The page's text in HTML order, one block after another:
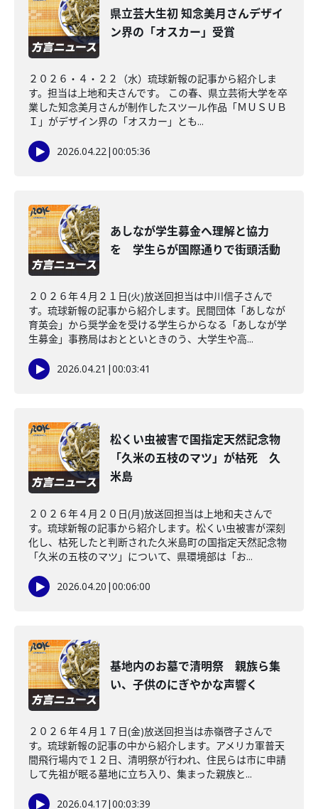
県立芸大生初 知念美月さんデザイ
ン界の「オスカー」受賞
２０２６・４・２２（水）琉球新報の記事から紹介しま
す。担当は上地和夫さんです。 この春、県立芸術大学を卒
業した知念美月さんが制作したスツール作品「ＭＵＳＵＢ
Ｉ」がデザイン界の「オスカー」とも...
2026.04.22|00:05:36
あしなが学生募金へ理解と協力
を 学生らが国際通りで街頭活動
２０２６年４月２１日(火)放送回担当は中川信子さんで
す。琉球新報の記事から紹介します。民間団体「あしなが
育英会」から奨学金を受ける学生らからなる「あしなが学
生募金」事務局はおとといときのう、大学生や高...
2026.04.21 |00:03:41
松くい虫被害で国指定天然記念物
「久米の五枝のマツ」が枯死 久
米島
２０２６年４月２０日(月)放送回担当は上地和夫さんで
す。琉球新報の記事から紹介します。松くい虫被害が深刻
化し、枯死したと判断された久米島町の国指定天然記念物
「久米の五枝のマツ」について、県環境部は「お...
2026.04.20 |00:06:00
基地内のお墓で清明祭 親族ら集
い、子供のにぎやかな声響く
２０２６年４月１７日(金)放送回担当は赤嶺啓子さんで
す。琉球新報の記事の中から紹介します。アメリカ軍普天
間飛行場内で１２日、清明祭が行われ、住民らは市に申請
して先祖が眠る墓地に立ち入り、集まった親族と...
2026.04.17|00:03:39